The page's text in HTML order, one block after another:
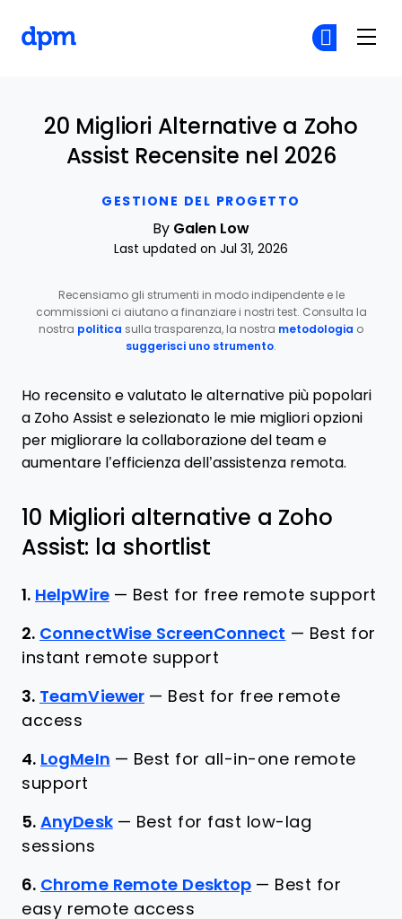
GESTIONE DEL PROGETTO
20 Migliori Alternative a Zoho
Assist Recensite nel 2026
By Galen Low
Last updated on Jul 31, 2026
Recensiamo gli strumenti in modo indipendente e le
commissioni ci aiutano a finanziare i nostri test. Consulta la
nostra politica sulla trasparenza, la nostra metodologia o
suggerisci uno strumento.
Ho recensito e valutato le alternative più popolari
a Zoho Assist e selezionato le mie migliori opzioni
per migliorare la collaborazione del team e
aumentare l’efficienza dell’assistenza remota.
10 Migliori alternative a Zoho
Assist: la shortlist
1. HelpWire — Best for free remote support
2. ConnectWise ScreenConnect — Best for
instant remote support
3. TeamViewer — Best for free remote
access
4. LogMeIn — Best for all-in-one remote
support
5. AnyDesk — Best for fast low-lag
sessions
6. Chrome Remote Desktop — Best for
easy remote access